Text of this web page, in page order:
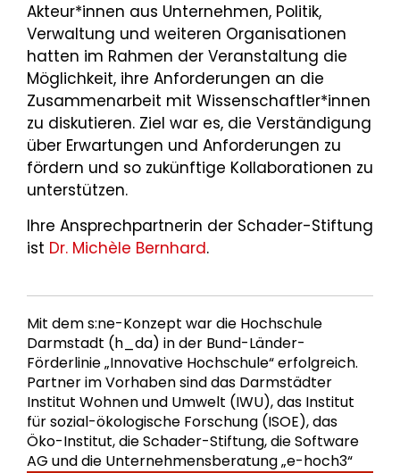
Akteur*innen aus Unternehmen, Politik,
Verwaltung und weiteren Organisationen
hatten im Rahmen der Veranstaltung die
Möglichkeit, ihre Anforderungen an die
Zusammenarbeit mit Wissenschaftler*innen
zu diskutieren. Ziel war es, die Verständigung
über Erwartungen und Anforderungen zu
fördern und so zukünftige Kollaborationen zu
unterstützen.
Ihre Ansprechpartnerin der Schader-Stiftung
ist Dr. Michèle Bernhard.
Mit dem s:ne-Konzept war die Hochschule
Darmstadt (h_da) in der Bund-Länder-
Förderlinie „Innovative Hochschule“ erfolgreich.
Partner im Vorhaben sind das Darmstädter
Institut Wohnen und Umwelt (IWU), das Institut
für sozial-ökologische Forschung (ISOE), das
Öko-Institut, die Schader-Stiftung, die Software
AG und die Unternehmensberatung „e-hoch3“